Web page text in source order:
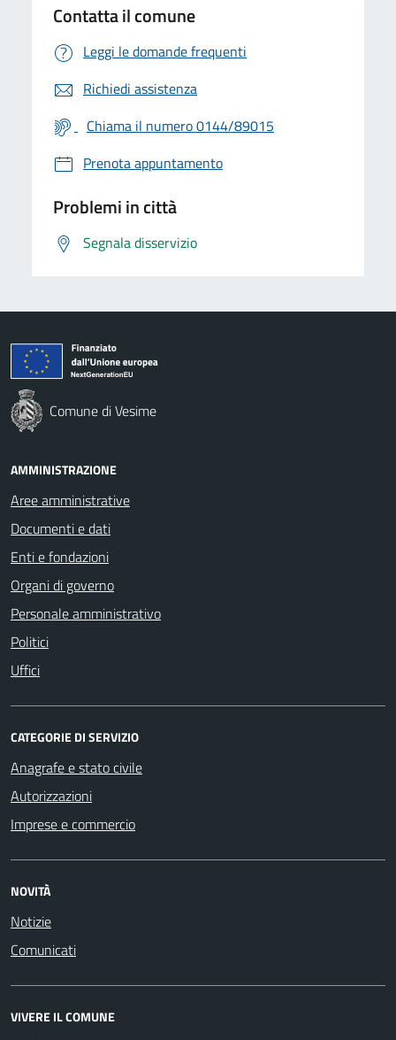
Contatta il comune
Leggi le domande frequenti
Richiedi assistenza
Chiama il numero 0144/89015
Prenota appuntamento
Problemi in città
Segnala disservizio
Comune di Vesime
AMMINISTRAZIONE
Aree amministrative
Documenti e dati
Enti e fondazioni
Organi di governo
Personale amministrativo
Politici
Uffici
CATEGORIE DI SERVIZIO
Anagrafe e stato civile
Autorizzazioni
Imprese e commercio
NOVITÀ
Notizie
Comunicati
VIVERE IL COMUNE